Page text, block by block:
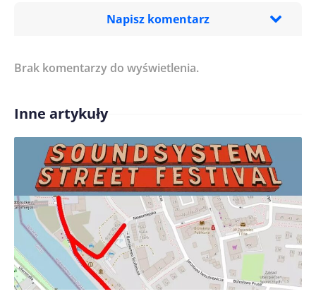
Napisz komentarz
Treść komentarza*
Imię/ Nick*
Zapamiętaj moje dane w tej przeglądarce podczas
pisania kolejnych komentarzy.
Brak komentarzy do wyświetlenia.
Inne artykuły